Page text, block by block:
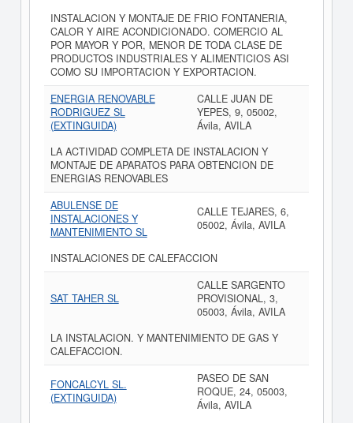
INSTALACION Y MONTAJE DE FRIO FONTANERIA,
CALOR Y AIRE ACONDICIONADO. COMERCIO AL
POR MAYOR Y POR, MENOR DE TODA CLASE DE
PRODUCTOS INDUSTRIALES Y ALIMENTICIOS ASI
COMO SU IMPORTACION Y EXPORTACION.
ENERGIA RENOVABLE
RODRIGUEZ SL
(EXTINGUIDA)
CALLE JUAN DE
YEPES, 9, 05002,
Ávila, AVILA
LA ACTIVIDAD COMPLETA DE INSTALACION Y
MONTAJE DE APARATOS PARA OBTENCION DE
ENERGIAS RENOVABLES
ABULENSE DE
INSTALACIONES Y
MANTENIMIENTO SL
CALLE TEJARES, 6,
05002, Ávila, AVILA
INSTALACIONES DE CALEFACCION
SAT TAHER SL
CALLE SARGENTO
PROVISIONAL, 3,
05003, Ávila, AVILA
LA INSTALACION. Y MANTENIMIENTO DE GAS Y
CALEFACCION.
FONCALCYL SL.
(EXTINGUIDA)
PASEO DE SAN
ROQUE, 24, 05003,
Ávila, AVILA